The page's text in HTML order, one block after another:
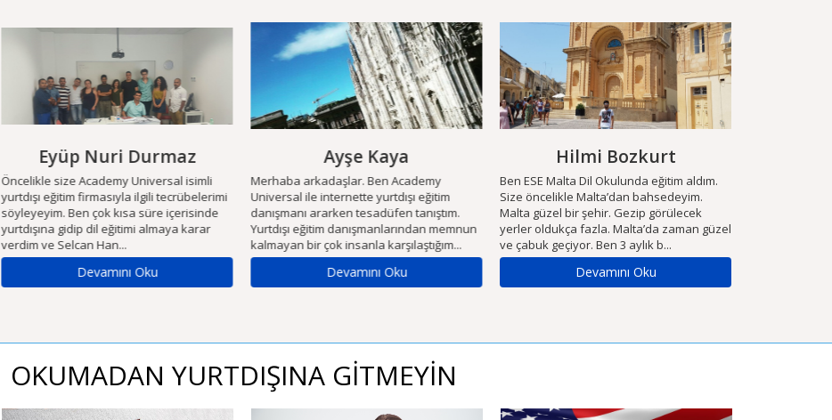
Eyüp Nuri Durmaz
Öncelikle size Academy Universal isimli
yurtdışı eğitim firmasıyla ilgili tecrübelerimi
söyleyeyim. Ben çok kısa süre içerisinde
yurtdışına gidip dil eğitimi almaya karar
verdim ve Selcan Han...
Devamını Oku
Ayşe Kaya
Merhaba arkadaşlar. Ben Academy
Universal ile internette yurtdışı eğitim
danışmanı ararken tesadüfen tanıştım.
Yurtdışı eğitim danışmanlarından memnun
kalmayan bir çok insanla karşılaştığım...
Devamını Oku
Hilmi Bozkurt
Ben ESE Malta Dil Okulunda eğitim aldım.
Size öncelikle Malta’dan bahsedeyim.
Malta güzel bir şehir. Gezip görülecek
yerler oldukça fazla. Malta’da zaman güzel
ve çabuk geçiyor. Ben 3 aylık b...
Devamını Oku
OKUMADAN YURTDIŞINA GİTMEYİN